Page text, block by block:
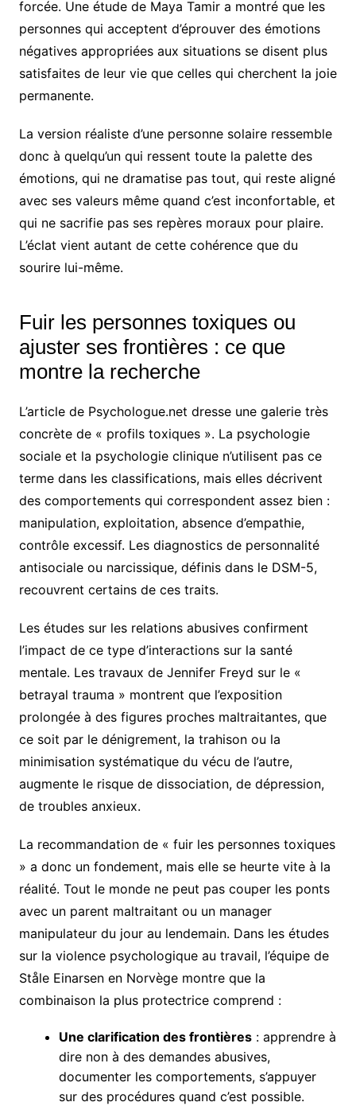
forcée. Une étude de Maya Tamir a montré que les
personnes qui acceptent d’éprouver des émotions
négatives appropriées aux situations se disent plus
satisfaites de leur vie que celles qui cherchent la joie
permanente.
La version réaliste d’une personne solaire ressemble
donc à quelqu’un qui ressent toute la palette des
émotions, qui ne dramatise pas tout, qui reste aligné
avec ses valeurs même quand c’est inconfortable, et
qui ne sacrifie pas ses repères moraux pour plaire.
L’éclat vient autant de cette cohérence que du
sourire lui-même.
Fuir les personnes toxiques ou
ajuster ses frontières : ce que
montre la recherche
L’article de Psychologue.net dresse une galerie très
concrète de « profils toxiques ». La psychologie
sociale et la psychologie clinique n’utilisent pas ce
terme dans les classifications, mais elles décrivent
des comportements qui correspondent assez bien :
manipulation, exploitation, absence d’empathie,
contrôle excessif. Les diagnostics de personnalité
antisociale ou narcissique, définis dans le DSM-5,
recouvrent certains de ces traits.
Les études sur les relations abusives confirment
l’impact de ce type d’interactions sur la santé
mentale. Les travaux de Jennifer Freyd sur le «
betrayal trauma » montrent que l’exposition
prolongée à des figures proches maltraitantes, que
ce soit par le dénigrement, la trahison ou la
minimisation systématique du vécu de l’autre,
augmente le risque de dissociation, de dépression,
de troubles anxieux.
La recommandation de « fuir les personnes toxiques
» a donc un fondement, mais elle se heurte vite à la
réalité. Tout le monde ne peut pas couper les ponts
avec un parent maltraitant ou un manager
manipulateur du jour au lendemain. Dans les études
sur la violence psychologique au travail, l’équipe de
Ståle Einarsen en Norvège montre que la
combinaison la plus protectrice comprend :
Une clarification des frontières: apprendre à
dire non à des demandes abusives,
documenter les comportements, s’appuyer
sur des procédures quand c’est possible.